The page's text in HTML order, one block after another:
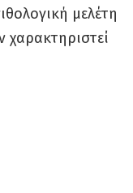
μελέτη
χαρακτηριστεί